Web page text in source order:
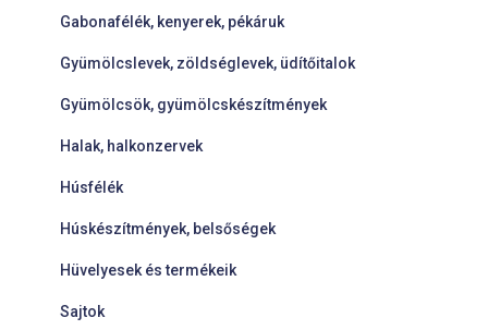
Gabonafélék, kenyerek, pékáruk
Gyümölcslevek, zöldséglevek, üdítőitalok
Gyümölcsök, gyümölcskészítmények
Halak, halkonzervek
Húsfélék
Húskészítmények, belsőségek
Hüvelyesek és termékeik
Sajtok